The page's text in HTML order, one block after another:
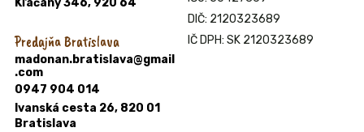
Predajňa Bratislava
madonan.bratislava@gmail
.com
0947 904 014
Ivanská cesta 26, 820 01
Bratislava
DIČ: 2120323689
IČ DPH: SK 2120323689